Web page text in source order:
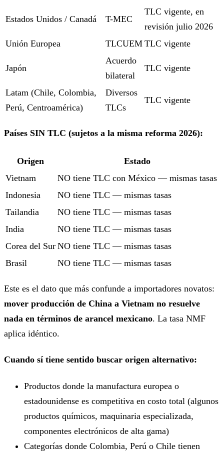
Estados Unidos / Canadá T-MEC
TLC vigente, en
revisión julio 2026
Unión Europea
TLCUEM TLC vigente
Japón
Acuerdo
bilateral
TLC vigente
Latam (Chile, Colombia,
Perú, Centroamérica)
Diversos
TLCs
TLC vigente
Países SIN TLC (sujetos a la misma reforma 2026):
Origen
Estado
Vietnam
NO tiene TLC con México — mismas tasas
Indonesia
NO tiene TLC — mismas tasas
Tailandia
NO tiene TLC — mismas tasas
India
NO tiene TLC — mismas tasas
Corea del Sur NO tiene TLC — mismas tasas
Brasil
NO tiene TLC — mismas tasas
Este es el dato que más confunde a importadores novatos:
mover producción de China a Vietnam no resuelve
nada en términos de arancel mexicano. La tasa NMF
aplica idéntico.
Cuando sí tiene sentido buscar origen alternativo:
Productos donde la manufactura europea o
estadounidense es competitiva en costo total (algunos
productos químicos, maquinaria especializada,
componentes electrónicos de alta gama)
Categorías donde Colombia, Perú o Chile tienen